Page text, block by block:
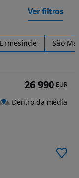
Ver filtros
Ermesinde São
26 990 EUR
Dentro da média